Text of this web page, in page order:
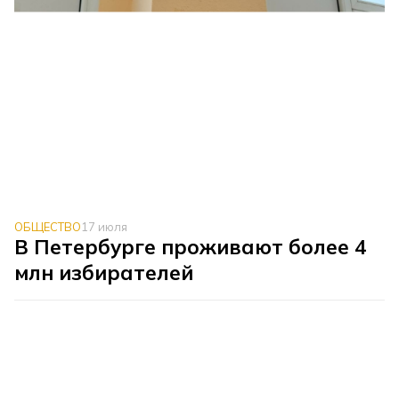
ОБЩЕСТВО17 июля
В Петербурге проживают более 4
млн избирателей